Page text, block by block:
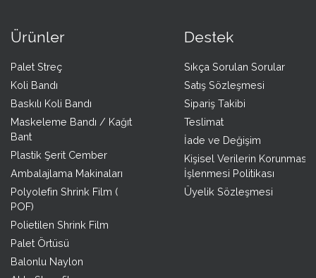
Ürünler
Palet Streç
Koli Bandı
Baskılı Koli Bandı
Maskeleme Bandı / Kağıt
Bant
Plastik Şerit Cember
Ambalajlama Makinaları
Polyolefin Shrink Film (
POF)
Polietilen Shrink Film
Palet Örtüsü
Balonlu Naylon
Destek
Sıkça Sorulan Sorular
Satış Sözleşmesi
Sipariş Takibi
Teslimat
İade ve Değişim
Kişisel Verilerin Korunması
İşlenmesi Politikası
Üyelik Sözleşmesi